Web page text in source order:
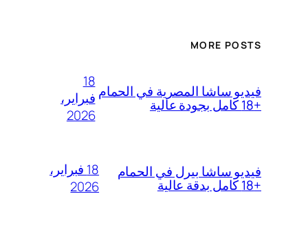
MORE POSTS
فيديو ساشا المصرية في الحمام
+18 كامل بجودة عالية
18
فبراير،
2026
فيديو ساشا بيرل في الحمام
+18 كامل بدقة عالية
18 فبراير،
2026